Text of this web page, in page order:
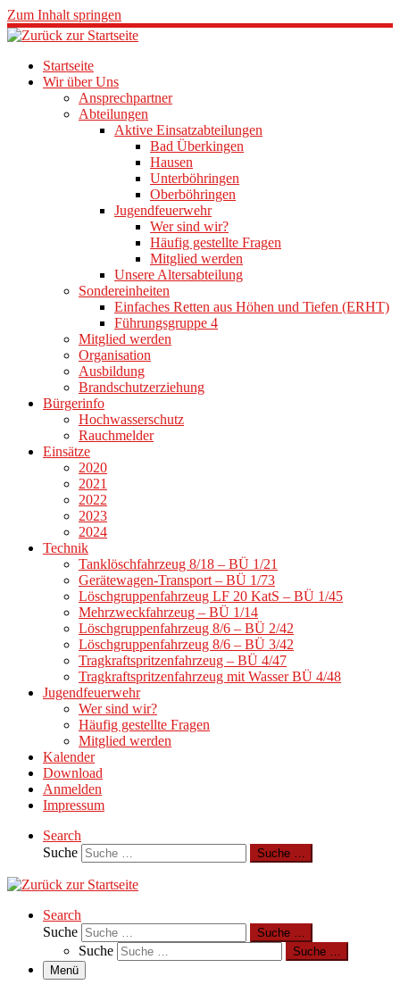
Zum Inhalt springen
Startseite
Wir über Uns
Ansprechpartner
Abteilungen
Aktive Einsatzabteilungen
Bad Überkingen
Hausen
Unterböhringen
Oberböhringen
Jugendfeuerwehr
Wer sind wir?
Häufig gestellte Fragen
Mitglied werden
Unsere Altersabteilung
Sondereinheiten
Einfaches Retten aus Höhen und Tiefen (ERHT)
Führungsgruppe 4
Mitglied werden
Organisation
Ausbildung
Brandschutzerziehung
Bürgerinfo
Hochwasserschutz
Rauchmelder
Einsätze
2020
2021
2022
2023
2024
Technik
Tanklöschfahrzeug 8/18 – BÜ 1/21
Gerätewagen-Transport – BÜ 1/73
Löschgruppenfahrzeug LF 20 KatS – BÜ 1/45
Mehrzweckfahrzeug – BÜ 1/14
Löschgruppenfahrzeug 8/6 – BÜ 2/42
Löschgruppenfahrzeug 8/6 – BÜ 3/42
Tragkraftspritzenfahrzeug – BÜ 4/47
Tragkraftspritzenfahrzeug mit Wasser BÜ 4/48
Jugendfeuerwehr
Wer sind wir?
Häufig gestellte Fragen
Mitglied werden
Kalender
Download
Anmelden
Impressum
Search
Suche
Suche …
Search
Suche
Suche …
Suche
Suche …
Menü